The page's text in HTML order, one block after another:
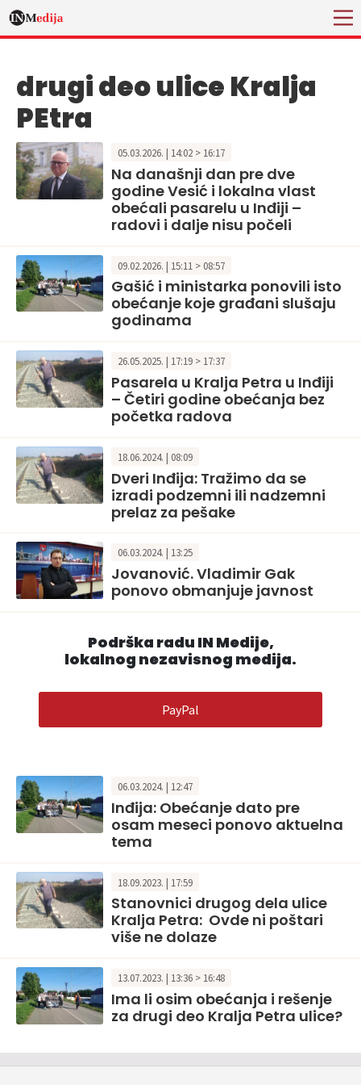
drugi deo ulice Kralja
PEtra
05.03.2026. | 14:02 > 16:17
Na današnji dan pre dve
godine Vesić i lokalna vlast
obećali pasarelu u Inđiji –
radovi i dalje nisu počeli
09.02.2026. | 15:11 > 08:57
Gašić i ministarka ponovili isto
obećanje koje građani slušaju
godinama
26.05.2025. | 17:19 > 17:37
Pasarela u Kralja Petra u Inđiji
– Četiri godine obećanja bez
početka radova
18.06.2024. | 08:09
Dveri Inđija: Tražimo da se
izradi podzemni ili nadzemni
prelaz za pešake
06.03.2024. | 13:25
Jovanović. Vladimir Gak
ponovo obmanjuje javnost
Podrška radu IN Medije,
lokalnog nezavisnog medija.
PayPal
06.03.2024. | 12:47
Inđija: Obećanje dato pre
osam meseci ponovo aktuelna
tema
18.09.2023. | 17:59
Stanovnici drugog dela ulice
Kralja Petra: Ovde ni poštari
više ne dolaze
13.07.2023. | 13:36 > 16:48
Ima li osim obećanja i rešenje
za drugi deo Kralja Petra ulice?